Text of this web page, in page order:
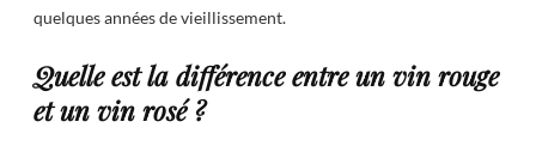
quelques années de vieillissement.
Quelle est la différence entre un vin rouge
et un vin rosé ?